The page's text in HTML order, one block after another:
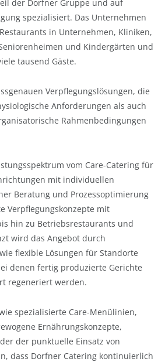
der Dorfner Gruppe und auf
spezialisiert. Das Unternehmen
in Unternehmen, Kliniken,
und Kindergärten und
tausend Gäste.
Verpflegungslösungen, die
Anforderungen als auch
Rahmenbedingungen
vom Care-Catering für
mit individuellen
Beratung und Prozessoptimierung
Verpflegungskonzepte mit
hin zu Betriebsrestaurants und
wird das Angebot durch
flexible Lösungen für Standorte
denen fertig produzierte Gerichte
regeneriert werden.
spezialisierte Care-Menülinien,
Ernährungskonzepte,
der punktuelle Einsatz von
dass Dorfner Catering kontinuierlich